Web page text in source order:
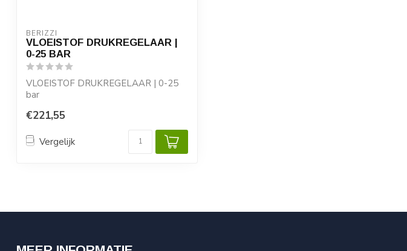
BERIZZI
VLOEISTOF DRUKREGELAAR |
0-25 BAR
VLOEISTOF DRUKREGELAAR | 0-25
bar
€221,55
Vergelijk